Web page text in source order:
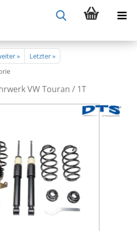
»
Letzter »
VW Touran / 1T